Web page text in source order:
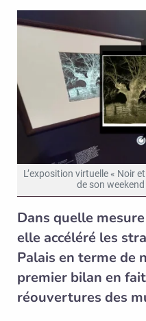
L’exposition virtuelle « Noir
de son
Dans quelle
elle accéléré les
Palais en terme de
premier bilan en
réouvertures des